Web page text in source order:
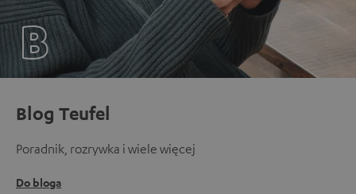
Blog Teufel
Poradnik, rozrywka i wiele więcej
Do bloga